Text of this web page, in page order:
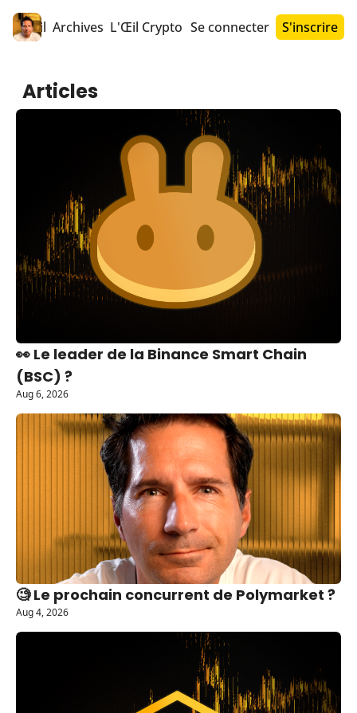
Accueil Archives L'Œil Crypto PRO™Se connecter S'inscrire
Articles
👀 Le leader de la Binance Smart Chain
(BSC) ?
Aug 6, 2026
🧐 Le prochain concurrent de Polymarket ?
Aug 4, 2026